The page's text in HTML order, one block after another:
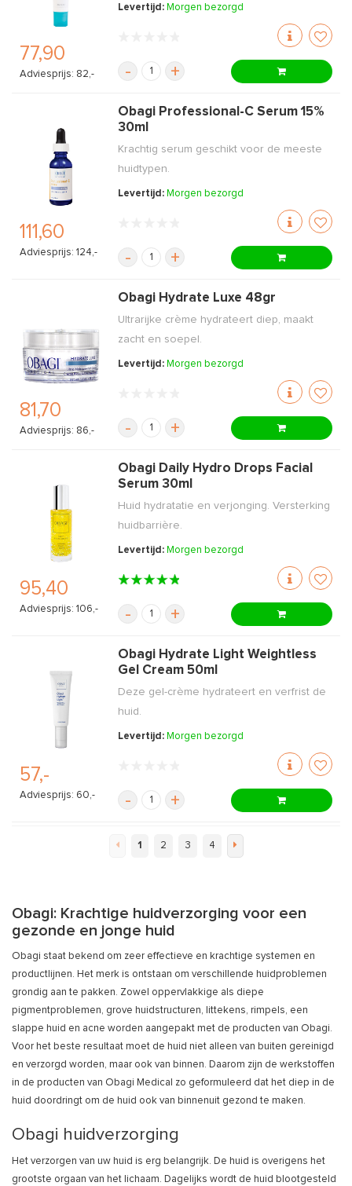
77,90
Adviesprijs: 82,-
Levertijd: Morgen bezorgd
- +
111,60
Adviesprijs: 124,-
Obagi Professional-C Serum 15%
30ml
Krachtig serum geschikt voor de meeste
huidtypen.
Levertijd: Morgen bezorgd
- +
81,70
Adviesprijs: 86,-
Obagi Hydrate Luxe 48gr
Ultrarijke crème hydrateert diep, maakt
zacht en soepel.
Levertijd: Morgen bezorgd
- +
95,40
Adviesprijs: 106,-
Obagi Daily Hydro Drops Facial
Serum 30ml
Huid hydratatie en verjonging. Versterking
huidbarrière.
Levertijd: Morgen bezorgd
- +
57,-
Adviesprijs: 60,-
Obagi Hydrate Light Weightless
Gel Cream 50ml
Deze gel-crème hydrateert en verfrist de
huid.
Levertijd: Morgen bezorgd
- +
1 2 3 4
Obagi: Krachtige huidverzorging voor een
gezonde en jonge huid
Obagi staat bekend om zeer effectieve en krachtige systemen en
productlijnen. Het merk is ontstaan om verschillende huidproblemen
grondig aan te pakken. Zowel oppervlakkige als diepe
pigmentproblemen, grove huidstructuren, littekens, rimpels, een
slappe huid en acne worden aangepakt met de producten van Obagi.
Voor het beste resultaat moet de huid niet alleen van buiten gereinigd
en verzorgd worden, maar ook van binnen. Daarom zijn de werkstoffen
in de producten van Obagi Medical zo geformuleerd dat het diep in de
huid doordringt om de huid ook van binnenuit gezond te maken.
Obagi huidverzorging
Het verzorgen van uw huid is erg belangrijk. De huid is overigens het
grootste orgaan van het lichaam. Dagelijks wordt de huid blootgesteld